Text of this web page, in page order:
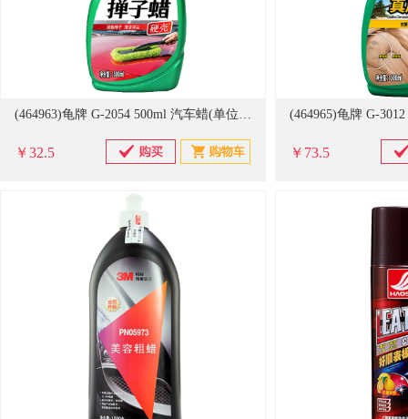
(464963)龟牌 G-2054 500ml 汽车蜡(单位：瓶)
￥32.5 ￥73.5